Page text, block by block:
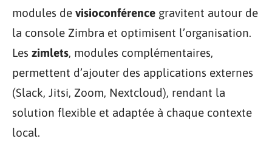
modules de visioconférence gravitent autour de
la console Zimbra et optimisent l’organisation.
Les zimlets, modules complémentaires,
permettent d’ajouter des applications externes
(Slack, Jitsi, Zoom, Nextcloud), rendant la
solution flexible et adaptée à chaque contexte
local.